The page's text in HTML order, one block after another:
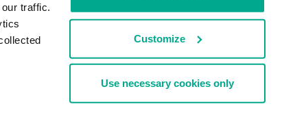
traffic.
Customize
Use necessary cookies only
KSB 2025
Acuerdo de licencia Cookies